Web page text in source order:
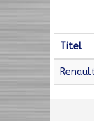
Titel